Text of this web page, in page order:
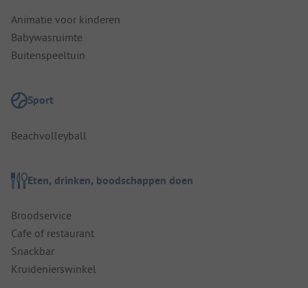
Animatie voor kinderen
Babywasruimte
Buitenspeeltuin
Sport
Beachvolleyball
Eten, drinken, boodschappen doen
Broodservice
Cafe of restaurant
Snackbar
Kruidenierswinkel